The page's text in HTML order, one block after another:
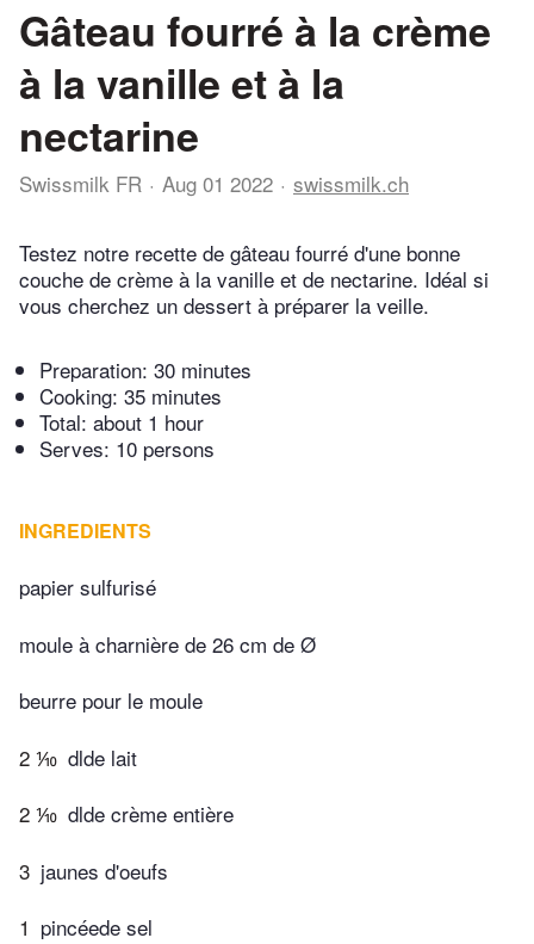
Gâteau fourré à la crème
à la vanille et à la
nectarine
Swissmilk FR Aug 01 2022 swissmilk.ch
Testez notre recette de gâteau fourré d'une bonne
couche de crème à la vanille et de nectarine. Idéal si
vous cherchez un dessert à préparer la veille.
Preparation: 30 minutes
Cooking: 35 minutes
Total: about 1 hour
Serves: 10 persons
INGREDIENTS
papier sulfurisé
moule à charnière de 26 cm de Ø
beurre pour le moule
2 ⅒ dlde lait
2 ⅒ dlde crème entière
3 jaunes d'oeufs
1 pincéede sel